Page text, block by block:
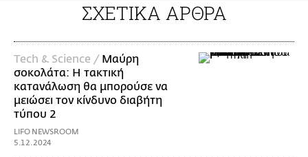
ΣΧΕΤΙΚΑ ΑΡΘΡΑ
Τech & Science / Μαύρη
σοκολάτα: Η τακτική
κατανάλωση θα μπορούσε να
μειώσει τον κίνδυνο διαβήτη
τύπου 2
LIFO NEWSROOM
5.12.2024